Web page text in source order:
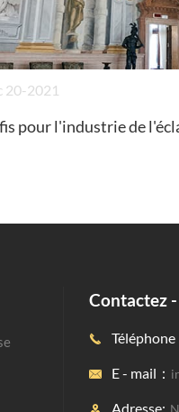
20-2021
pour l'industrie de
Contactez
 Téléphone
 E - mail：
Adresse: